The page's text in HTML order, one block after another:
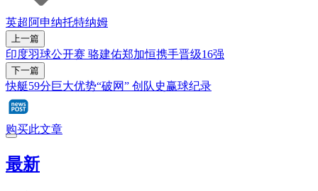
英超 阿申纳托特纳姆
上一篇
印度羽球公开赛 骆建佑郑加恒携手晋级16强
下一篇
快艇59分巨大优势“破网” 创队史赢球纪录
购买此文章
最新